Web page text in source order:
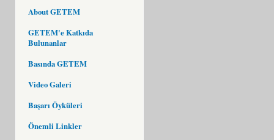
About GETEM
GETEM'e Katkıda
Bulunanlar
Basında GETEM
Video Galeri
Başarı Öyküleri
Önemli Linkler